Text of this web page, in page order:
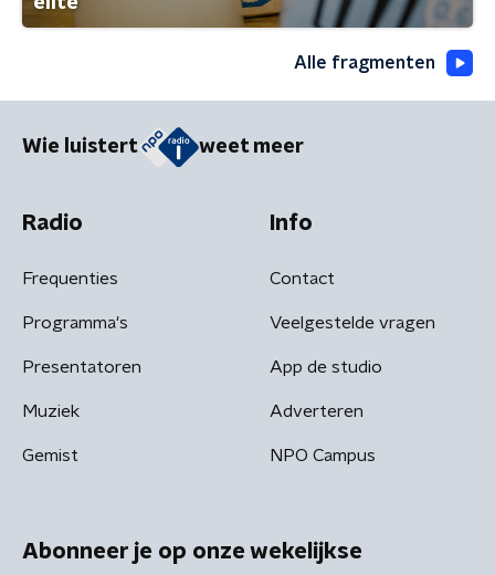
Alle fragmenten
Wie luistert weet meer
Radio
Frequenties
Programma's
Presentatoren
Muziek
Gemist
Info
Contact
Veelgestelde vragen
App de studio
Adverteren
NPO Campus
Abonneer je op onze wekelijkse